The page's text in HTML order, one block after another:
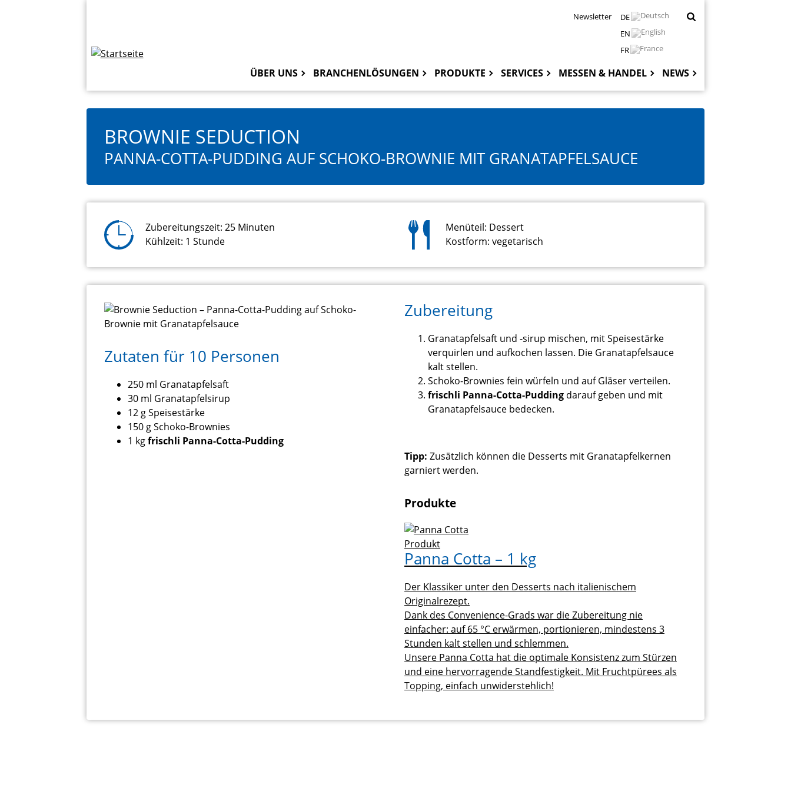
Newsletter
DE
EN
FR
ÜBER UNS BRANCHENLÖSUNGEN PRODUKTE SERVICES MESSEN & HANDEL NEWS
BROWNIE SEDUCTION
PANNA-COTTA-PUDDING AUF SCHOKO-BROWNIE MIT GRANATAPFELSAUCE
Zubereitungszeit: 25 Minuten
Kühlzeit: 1 Stunde
Menüteil: Dessert
Kostform: vegetarisch
Zutaten für 10 Personen
250 ml Granatapfelsaft
30 ml Granatapfelsirup
12 g Speisestärke
150 g Schoko-Brownies
1 kgfrischli Panna-Cotta-Pudding
Zubereitung
Granatapfelsaft und -sirup mischen, mit Speisestärke
verquirlen und aufkochen lassen. Die Granatapfelsauce
kalt stellen.
Schoko-Brownies fein würfeln und auf Gläser verteilen.
frischli Panna-Cotta-Pudding darauf geben und mit
Granatapfelsauce bedecken.
Tipp: Zusätzlich können die Desserts mit Granatapfelkernen
garniert werden.
Produkte
Produkt
Panna Cotta – 1 kg
Der Klassiker unter den Desserts nach italienischem
Originalrezept.
Dank des Convenience-Grads war die Zubereitung nie
einfacher: auf 65 °C erwärmen, portionieren, mindestens 3
Stunden kalt stellen und schlemmen.
Unsere Panna Cotta hat die optimale Konsistenz zum Stürzen
und eine hervorragende Standfestigkeit. Mit Fruchtpürees als
Topping, einfach unwiderstehlich!